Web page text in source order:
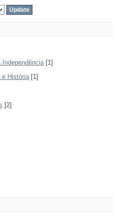
Independência[1]
e História[1]
[2]